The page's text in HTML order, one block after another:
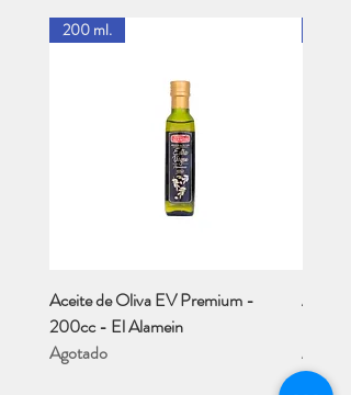
200 ml.
Aceite de Oliva EV Premium -
200cc - El Alamein
Agotado
Aceite
Agotado